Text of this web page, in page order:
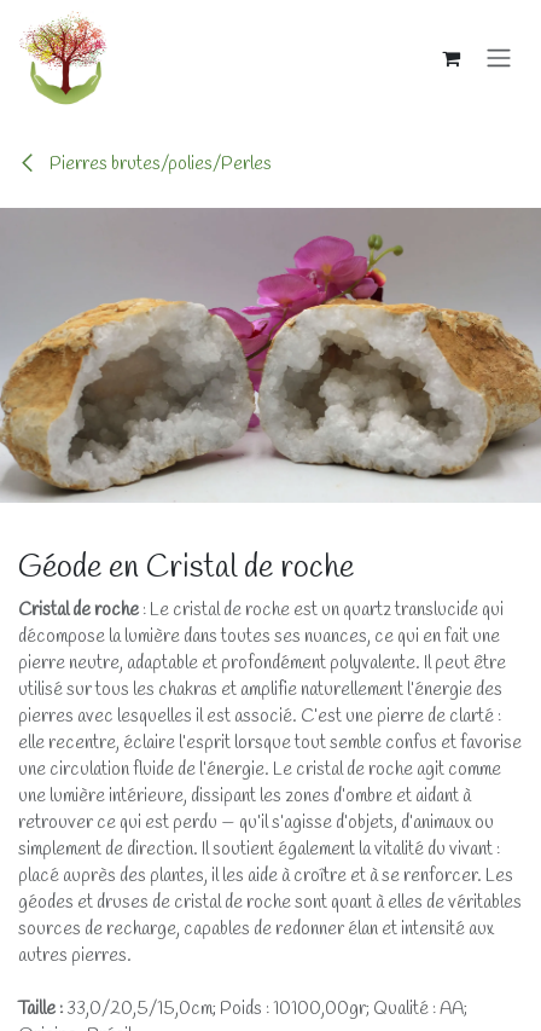
Se rendre au contenu
Pierres brutes/polies/Perles
Géode en Cristal de roche
Cristal de roche : Le cristal de roche est un quartz translucide qui
décompose la lumière dans toutes ses nuances, ce qui en fait une
pierre neutre, adaptable et profondément polyvalente. Il peut être
utilisé sur tous les chakras et amplifie naturellement l’énergie des
pierres avec lesquelles il est associé. C’est une pierre de clarté :
elle recentre, éclaire l’esprit lorsque tout semble confus et favorise
une circulation fluide de l’énergie. Le cristal de roche agit comme
une lumière intérieure, dissipant les zones d’ombre et aidant à
retrouver ce qui est perdu — qu’il s’agisse d’objets, d’animaux ou
simplement de direction. Il soutient également la vitalité du vivant :
placé auprès des plantes, il les aide à croître et à se renforcer. Les
géodes et druses de cristal de roche sont quant à elles de véritables
sources de recharge, capables de redonner élan et intensité aux
autres pierres.
Taille : 33,0/20,5/15,0cm; Poids : 10100,00gr; Qualité : AA;